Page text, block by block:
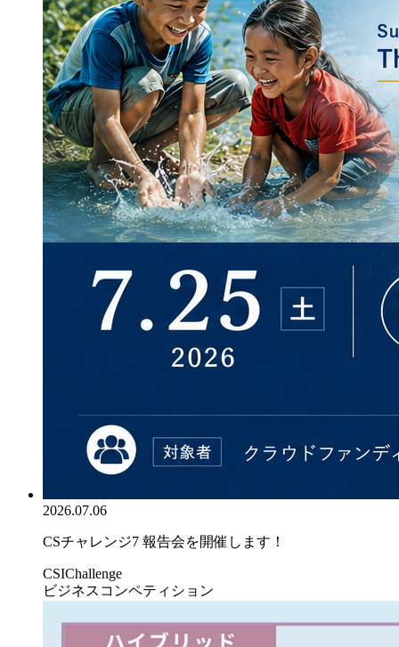
2026.07.06
CSチャレンジ7 報告会を開催します！
CSIChallenge
ビジネスコンペティション